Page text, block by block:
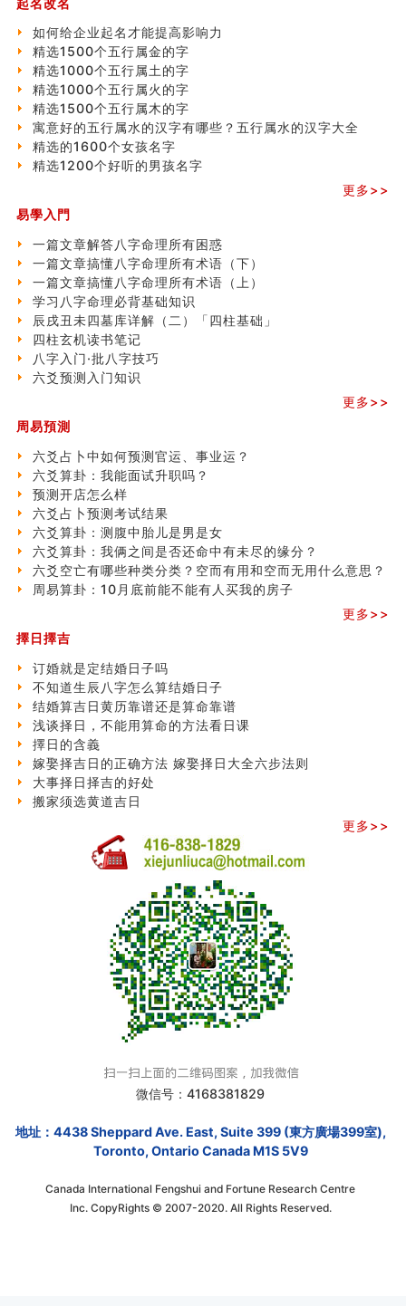
如何给企业起名才能提高影响力
精选1500个五行属金的字
精选1000个五行属土的字
精选1000个五行属火的字
精选1500个五行属木的字
寓意好的五行属水的汉字有哪些？五行属水的汉字大全
精选的1600个女孩名字
精选1200个好听的男孩名字
更多>>
易學入門
一篇文章解答八字命理所有困惑
一篇文章搞懂八字命理所有术语（下）
一篇文章搞懂八字命理所有术语（上）
学习八字命理必背基础知识
辰戌丑未四墓库详解（二）「四柱基础」
四柱玄机读书笔记
八字入门·批八字技巧
六爻预测入门知识
更多>>
周易預測
六爻占卜中如何预测官运、事业运？
六爻算卦：我能面试升职吗？
预测开店怎么样
六爻占卜预测考试结果
六爻算卦：测腹中胎儿是男是女
六爻算卦：我俩之间是否还命中有未尽的缘分？
六爻空亡有哪些种类分类？空而有用和空而无用什么意思？
周易算卦：10月底前能不能有人买我的房子
更多>>
擇日擇吉
订婚就是定结婚日子吗
不知道生辰八字怎么算结婚日子
结婚算吉日黄历靠谱还是算命靠谱
浅谈择日，不能用算命的方法看日课
擇日的含義
嫁娶择吉日的正确方法 嫁娶择日大全六步法则
大事择日择吉的好处
搬家须选黄道吉日
更多>>
微信号：4168381829
地址：4438 Sheppard Ave. East, Suite 399 (東方廣場399室),
Toronto, Ontario Canada M1S 5V9
Canada International Fengshui and Fortune Research Centre
Inc. CopyRights © 2007-2020. All Rights Reserved.